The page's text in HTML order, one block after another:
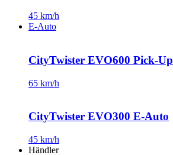
45 km/h
E-Auto
CityTwister EVO600 Pick-Up
65 km/h
CityTwister EVO300 E-Auto
45 km/h
Händler